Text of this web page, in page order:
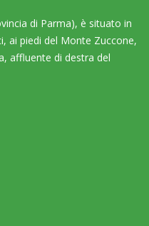
di Parma), è situato in
ai piedi del Monte Zuccone,
affluente di destra del